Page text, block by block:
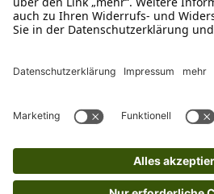
WhatsApp Support
Tritt unserem Newsletter bei
Mehr von uns